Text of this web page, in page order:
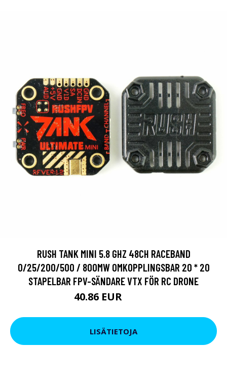
RUSH TANK MINI 5.8 GHZ 48CH RACEBAND
0/25/200/500 / 800MW OMKOPPLINGSBAR 20 * 20
STAPELBAR FPV-SÄNDARE VTX FÖR RC DRONE
40.86 EUR
LISÄTIETOJA